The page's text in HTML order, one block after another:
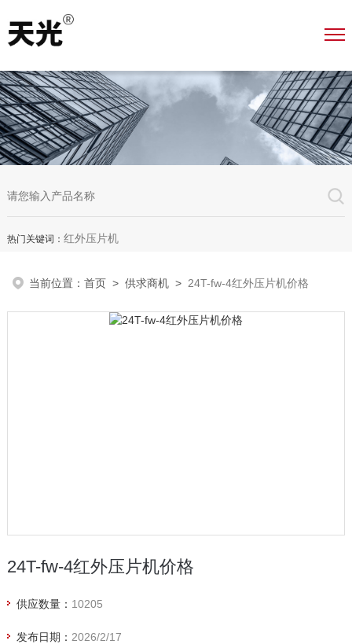
热门关键词： 红外压片机
当前位置：首页 >供求商机 > 24T-fw-4红外压片机价格
24T-fw-4红外压片机价格
供应数量： 10205
发布日期： 2026/2/17